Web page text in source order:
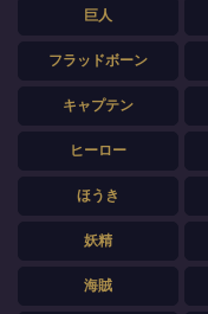
巨人
フラッドボーン
キャプテン
ヒーロー
ほうき
妖精
海賊